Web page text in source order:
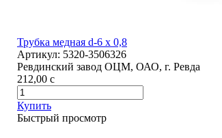
Трубка медная d-6 х 0,8
Артикул: 5320-3506326
Ревдинский завод ОЦМ, ОАО, г. Ревда
212,00 c
Купить
Быстрый просмотр